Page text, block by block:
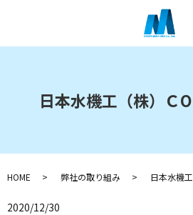
日本水機工（株）Ｃ
HOME 弊社の取り組み 日本水機
2020/12/30